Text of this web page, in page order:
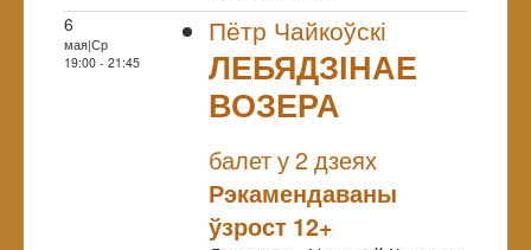
6
мая|Ср
19:00 - 21:45
Пётр Чайкоўскі
ЛЕБЯДЗІНАЕ
ВОЗЕРА
балет у 2 дзеях
Рэкамендаваны
ўзрост 12+